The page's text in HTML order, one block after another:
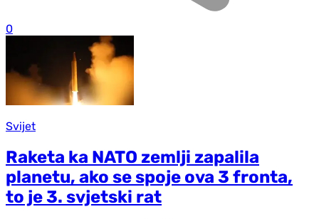
0
Svijet
Raketa ka NATO zemlji zapalila
planetu, ako se spoje ova 3 fronta,
to je 3. svjetski rat